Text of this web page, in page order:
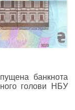
банкнота
голови НБУ